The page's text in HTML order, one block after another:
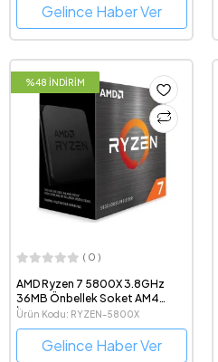
Gelince Haber Ver
%48 İNDİRİM
( 0 )
AMD Ryzen 7 5800X 3.8GHz
36MB Önbellek Soket AM4
İşlemci
Ürün Kodu: RYZEN-5800X
Gelince Haber Ver